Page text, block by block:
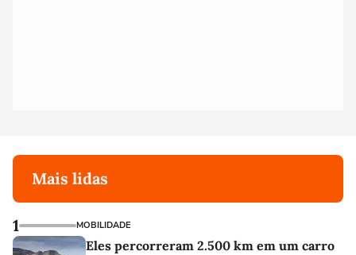
Mais lidas
1 MOBILIDADE
Eles percorreram 2.500 km em um carro